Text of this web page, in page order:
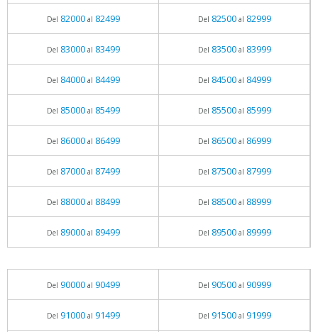
Del 82000al 82499 Del 82500al 82999
Del 83000al 83499 Del 83500al 83999
Del 84000al 84499 Del 84500al 84999
Del 85000al 85499 Del 85500al 85999
Del 86000al 86499 Del 86500al 86999
Del 87000al 87499 Del 87500al 87999
Del 88000al 88499 Del 88500al 88999
Del 89000al 89499 Del 89500al 89999
Del 90000al 90499 Del 90500al 90999
Del 91000al 91499 Del 91500al 91999